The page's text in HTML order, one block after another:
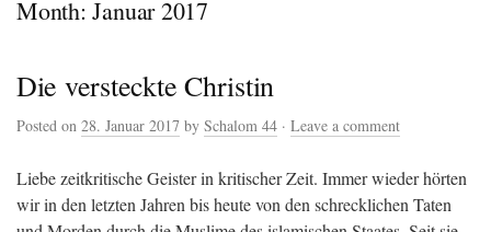
to
Month:Januar 2017
Die versteckte Christin
Posted on 28. Januar 2017 by Schalom 44 · Leave a comment
Liebe zeitkritische Geister in kritischer Zeit. Immer wieder hörten
wir in den letzten Jahren bis heute von den schrecklichen Taten